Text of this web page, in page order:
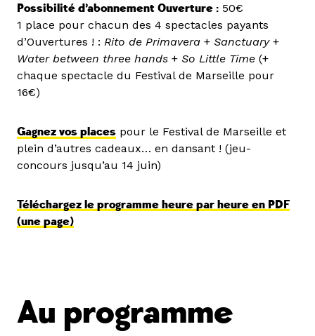
Possibilité d’abonnement Ouverture : 50€
1 place pour chacun des 4 spectacles payants
d’Ouvertures ! : Rito de Primavera + Sanctuary+
Water between three hands + So Little Time (+
chaque spectacle du Festival de Marseille pour
16€)
Gagnez vos places pour le Festival de Marseille et
plein d’autres cadeaux… en dansant ! (jeu-
concours jusqu’au 14 juin)
Téléchargez le programme heure par heure en PDF
(une page)
Au programme